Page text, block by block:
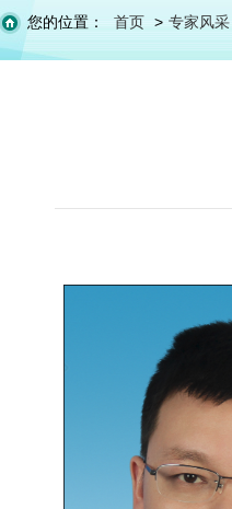
您的位置： 首页 > 专家风采